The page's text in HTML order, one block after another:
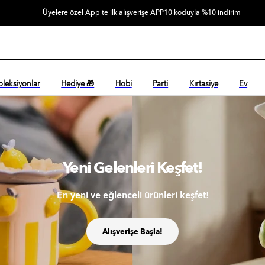
Üyelere özel App te ilk alışverişe APP10 koduyla %10 indirim
Hediye 🎁 Hobi Parti Kırtasiye Ev
Yeni Gelenleri Keşfet!
yeni ve eğlenceli ürünleri keşfet!
Alışverişe Başla!